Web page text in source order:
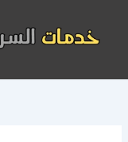
المحتوى